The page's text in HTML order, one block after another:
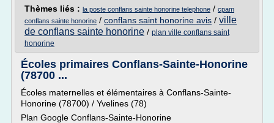
Thèmes liés : la poste conflans sainte honorine telephone / cpam
conflans sainte honorine / conflans saint honorine avis / ville
de conflans sainte honorine / plan ville conflans saint
honorine
Écoles primaires Conflans-Sainte-Honorine
(78700 ...
Écoles maternelles et élémentaires à Conflans-Sainte-
Honorine (78700) / Yvelines (78)
Plan Google Conflans-Sainte-Honorine